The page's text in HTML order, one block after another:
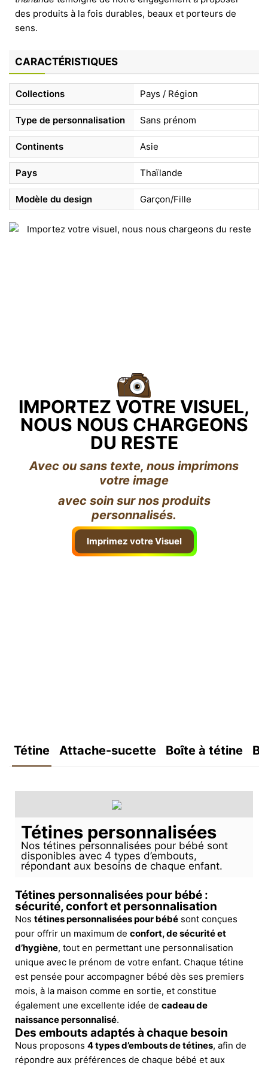
des produits à la fois durables, beaux et porteurs de
sens.
CARACTÉRISTIQUES
Collections Pays / Région
Type de personnalisation Sans prénom
Continents Asie
Pays Thaïlande
Modèle du design Garçon/Fille
IMPORTEZ VOTRE VISUEL,
NOUS NOUS CHARGEONS
DU RESTE
Avec ou sans texte, nous imprimons
votre image
avec soin sur nos produits
personnalisés.
Imprimez votre Visuel
Tétine Attache-sucette Boîte à tétine
Tétines personnalisées
Nos tétines personnalisées pour bébé sont
disponibles avec 4 types d’embouts,
répondant aux besoins de chaque enfant.
Tétines personnalisées pour bébé :
sécurité, confort et personnalisation
Nos tétines personnalisées pour bébé sont conçues
pour offrir un maximum de confort, de sécurité et
d’hygiène, tout en permettant une personnalisation
unique avec le prénom de votre enfant. Chaque tétine
est pensée pour accompagner bébé dès ses premiers
mois, à la maison comme en sortie, et constitue
également une excellente idée de cadeau de
naissance personnalisé.
Des embouts adaptés à chaque besoin
Nous proposons 4 types d’embouts de tétines, afin de
répondre aux préférences de chaque bébé et aux